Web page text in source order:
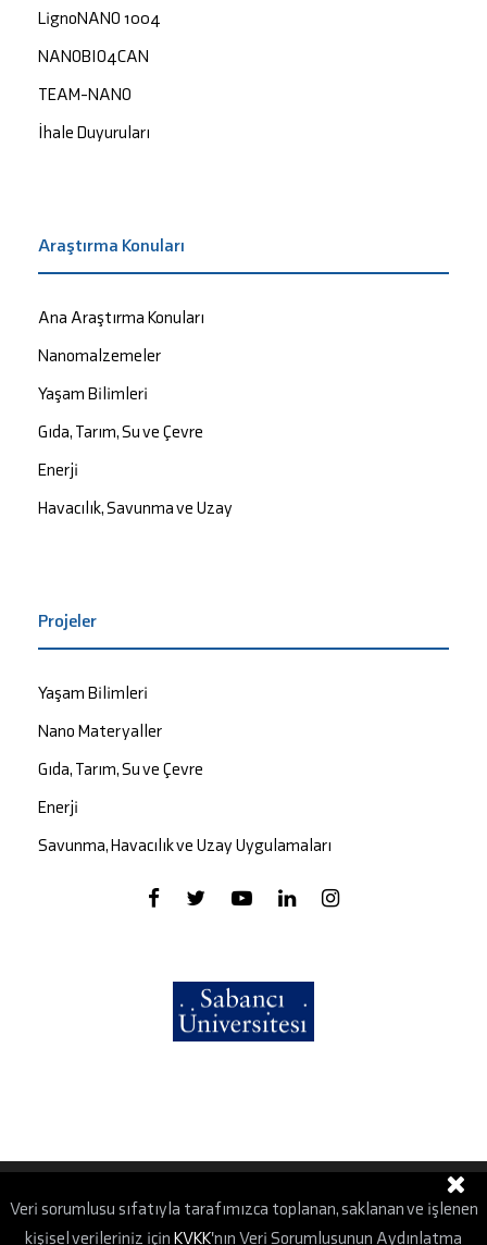
LignoNANO 1004
NANOBIO4CAN
TEAM-NANO
İhale Duyuruları
Araştırma Konuları
Ana Araştırma Konuları
Nanomalzemeler
Yaşam Bilimleri
Gıda, Tarım, Su ve Çevre
Enerji
Havacılık, Savunma ve Uzay
Projeler
Yaşam Bilimleri
Nano Materyaller
Gıda, Tarım, Su ve Çevre
Enerji
Savunma, Havacılık ve Uzay Uygulamaları
Kişisel Verilerin Korunması Kanunu
Veri sorumlusu sıfatıyla tarafımızca toplanan, saklanan ve işlenen
kişisel verileriniz için KVKK'nın Veri Sorumlusunun Aydınlatma